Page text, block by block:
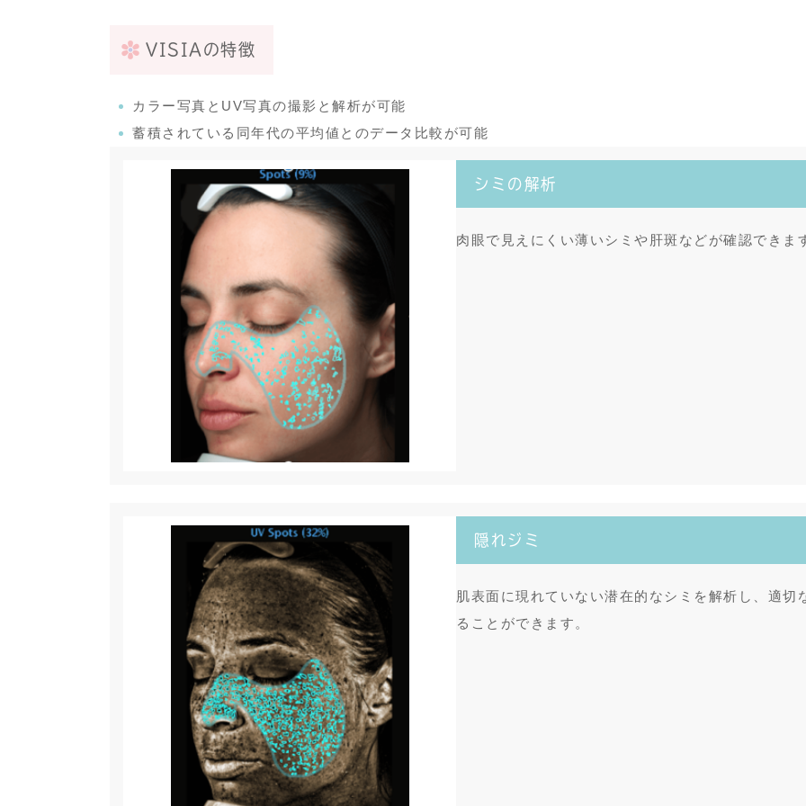
VISIAの特徴
カラー写真とUV写真の撮影と解析が可能
蓄積されている同年代の平均値とのデータ比較が可能
シミの解析
肉眼で見えにくい薄いシミや肝斑などが確認できま
隠れジミ
肌表面に現れていない潜在的なシミを解析し、適
ることができます。